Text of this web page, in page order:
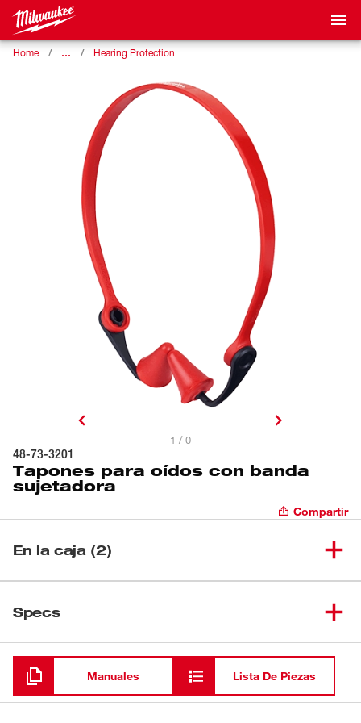
Home … Hearing Protection
1 / 0
48-73-3201
Tapones para oídos con banda
sujetadora
Compartir
En la caja (2)
(1)
(1) Tapones para oídos de espuma
48-73-3206
Specs
Cargando
Manuales Lista De Piezas